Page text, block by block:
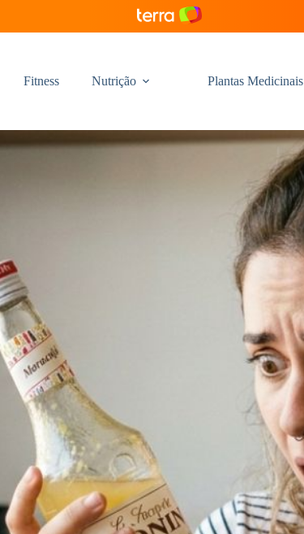
Fitness Nutrição Plantas Medicinais